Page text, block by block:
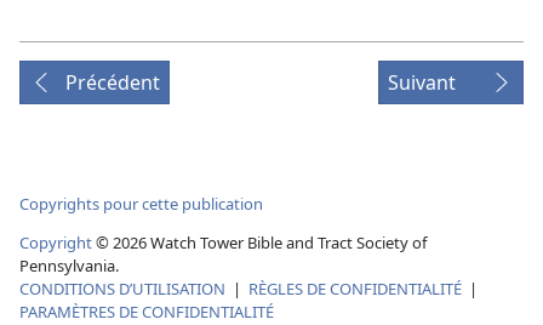
Précédent Suivant
Copyrights pour cette publication
Copyright©2026Watch Tower Bible and Tract Society of
Pennsylvania.
CONDITIONS D’UTILISATION | RÈGLES DE CONFIDENTIALITÉ |
PARAMÈTRES DE CONFIDENTIALITÉ